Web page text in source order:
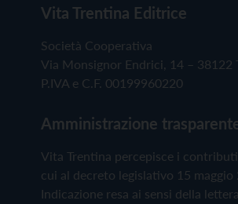
Vita Trentina Editrice
Società Cooperativa
Via Monsignor Endrici, 14 – 38122
P.IVA e C.F. 00199960220
Amministrazione
Vita Trentina percepisce i
cui al decreto legislativo 15 maggio
Indicazione resa ai sensi della